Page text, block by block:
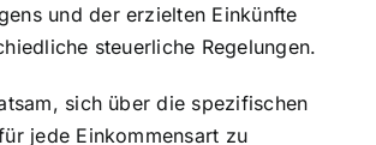
und der erzielten Einkünfte
steuerliche Regelungen.
sich über die spezifischen
jede Einkommensart zu